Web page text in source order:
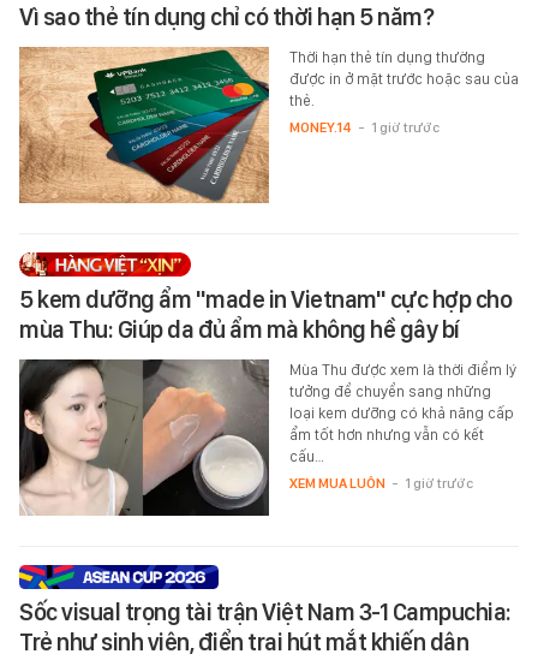
Vì sao thẻ tín dụng chỉ có thời hạn 5 năm?
Thời hạn thẻ tín dụng thường
được in ở mặt trước hoặc sau của
thẻ.
MONEY.14 - 1 giờ trước
5 kem dưỡng ẩm "made in Vietnam" cực hợp cho
mùa Thu: Giúp da đủ ẩm mà không hề gây bí
Mùa Thu được xem là thời điểm lý
tưởng để chuyển sang những
loại kem dưỡng có khả năng cấp
ẩm tốt hơn nhưng vẫn có kết
cấu…
XEM MUA LUÔN - 1 giờ trước
Sốc visual trọng tài trận Việt Nam 3-1 Campuchia:
Trẻ như sinh viên, điển trai hút mắt khiến dân